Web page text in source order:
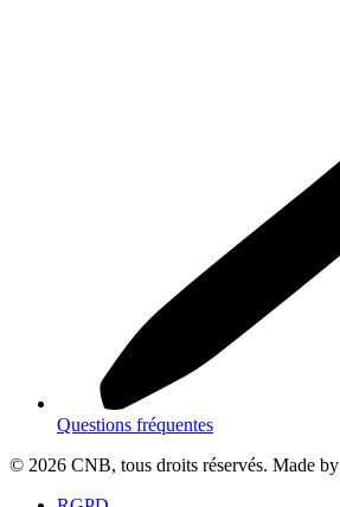
Questions fréquentes
© 2026 CNB, tous droits réservés. Made by